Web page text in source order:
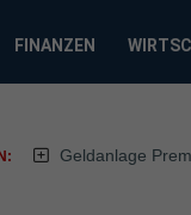
FINANZEN
Geldanlage